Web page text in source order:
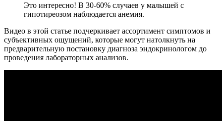
Это интересно! В 30-60% случаев у малышей с
гипотиреозом наблюдается анемия.
Видео в этой статье подчеркивает ассортимент симптомов и
субъективных ощущений, которые могут натолкнуть на
предварительную постановку диагноза эндокринологом до
проведения лабораторных анализов.